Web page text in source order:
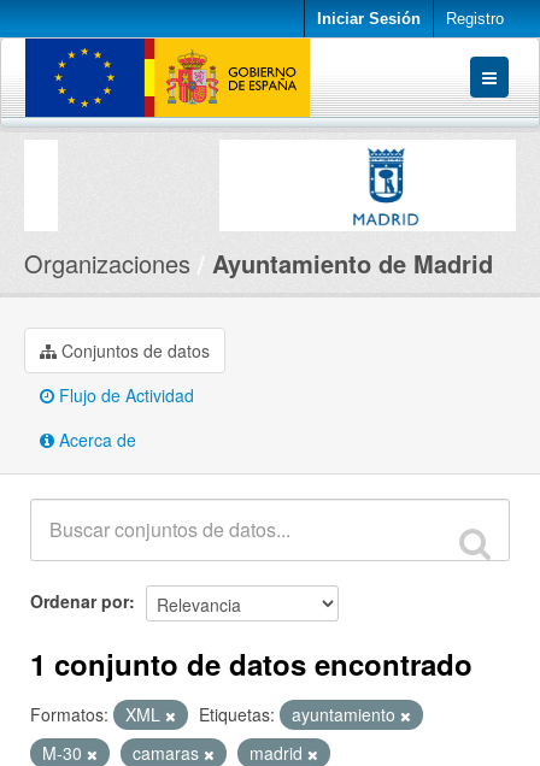
Iniciar Sesión Registro
Conjuntos de datos
Organizaciones Ayuntamiento de Madrid
Conjuntos de datos
Flujo de Actividad
Acerca de
Ordenar por
1 conjunto de datos encontrado
Formatos: XML Etiquetas:
ayuntamiento
M-30
camaras
madrid